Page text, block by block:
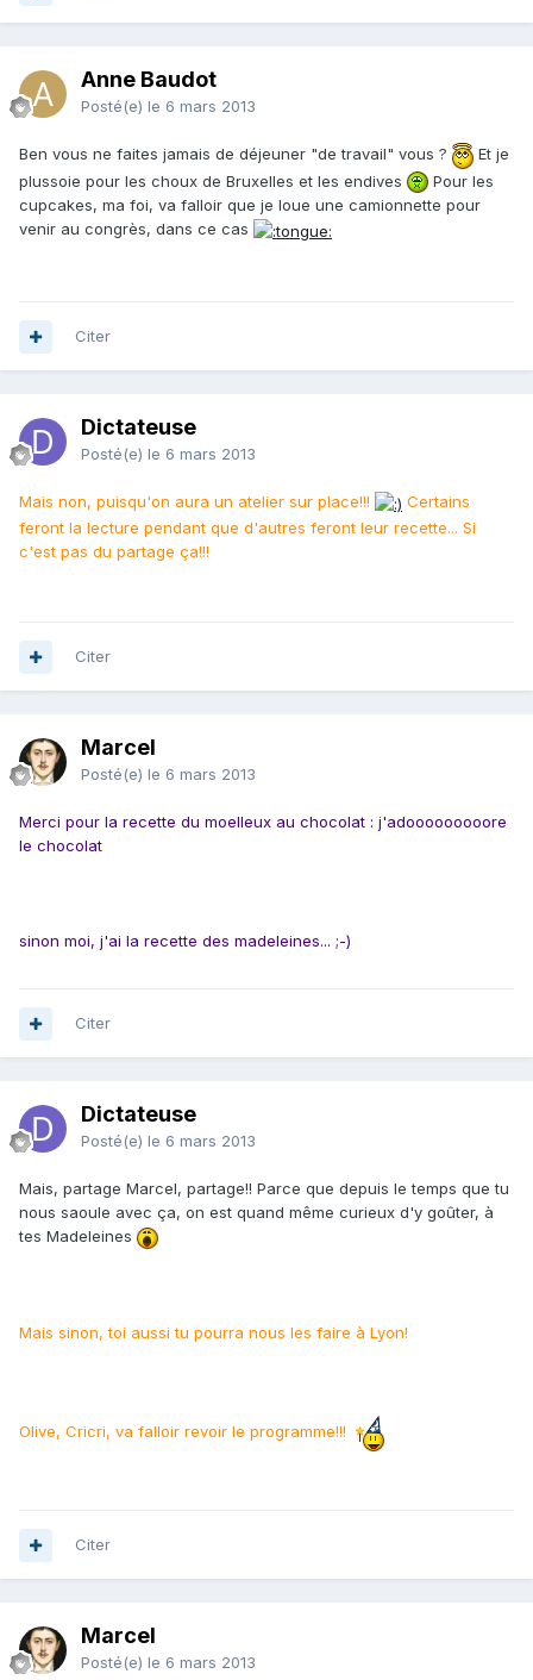
Anne Baudot
Posté(e) le 6 mars 2013
Ben vous ne faites jamais de déjeuner "de travail" vous ?
Et je
plussoie pour les choux de Bruxelles et les endives
Pour les
cupcakes, ma foi, va falloir que je loue une camionnette pour
venir au congrès, dans ce cas
Citer
Dictateuse
Posté(e) le 6 mars 2013
Mais non, puisqu'on aura un atelier sur place!!!
Certains
feront la lecture pendant que d'autres feront leur recette... Si
c'est pas du partage ça!!!
Citer
Marcel
Posté(e) le 6 mars 2013
Merci pour la recette du moelleux au chocolat : j'adooooooooore
le chocolat
sinon moi, j'ai la recette des madeleines... ;-)
Citer
Dictateuse
Posté(e) le 6 mars 2013
Mais, partage Marcel, partage!! Parce que depuis le temps que tu
nous saoule avec ça, on est quand même curieux d'y goûter, à
tes Madeleines
Mais sinon, toi aussi tu pourra nous les faire à Lyon!
Olive, Cricri, va falloir revoir le programme!!!
Citer
Marcel
Posté(e) le 6 mars 2013